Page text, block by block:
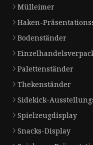
Mülleimer
Haken-
Bodenständer
Palettenständer
Thekenständer
Sidekick-
Spielzeugdisplay
Snacks-Display